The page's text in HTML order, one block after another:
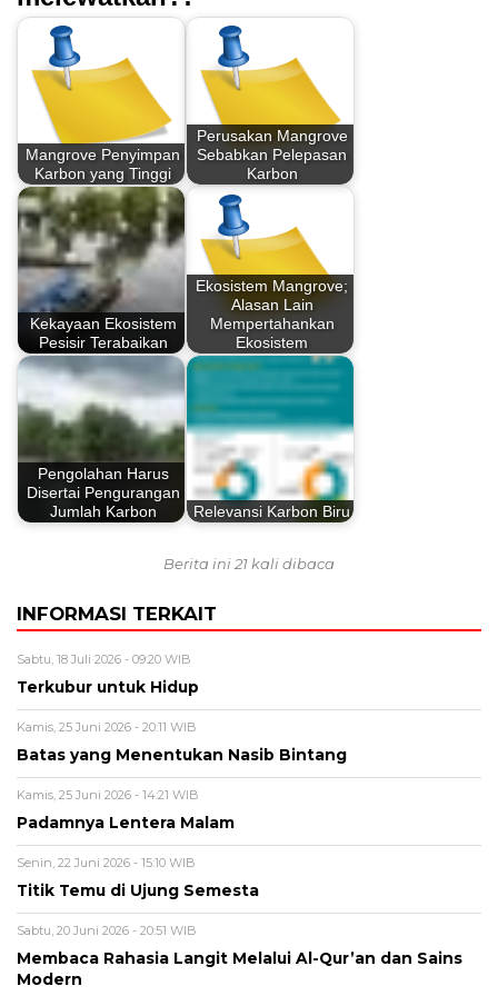
Mangrove Penyimpan
Karbon yang Tinggi
Perusakan Mangrove
Sebabkan Pelepasan
Karbon
Kekayaan Ekosistem
Pesisir Terabaikan
Ekosistem Mangrove;
Alasan Lain
Mempertahankan
Ekosistem
Pengolahan Harus
Disertai Pengurangan
Jumlah Karbon
Relevansi Karbon Biru
Berita ini 21 kali dibaca
INFORMASI TERKAIT
Sabtu, 18 Juli 2026 - 09:20 WIB
Terkubur untuk Hidup
Kamis, 25 Juni 2026 - 20:11 WIB
Batas yang Menentukan Nasib Bintang
Kamis, 25 Juni 2026 - 14:21 WIB
Padamnya Lentera Malam
Senin, 22 Juni 2026 - 15:10 WIB
Titik Temu di Ujung Semesta
Sabtu, 20 Juni 2026 - 20:51 WIB
Membaca Rahasia Langit Melalui Al-Qur’an dan Sains
Modern